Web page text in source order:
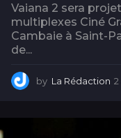
Vaiana 2 sera
multiplexes Ciné
Cambaie à Saint-
de...
by La Rédaction 2